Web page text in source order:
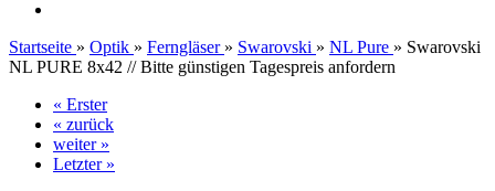
Startseite » Optik » Ferngläser » Swarovski » NL Pure » Swarovski
NL PURE 8x42 // Bitte günstigen Tagespreis anfordern
« Erster
« zurück
weiter »
Letzter »